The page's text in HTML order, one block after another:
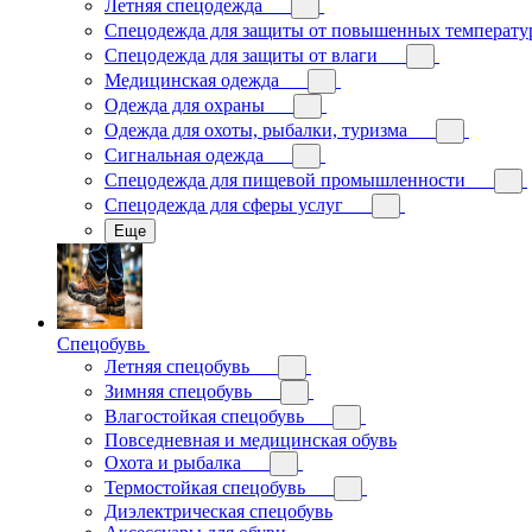
Летняя спецодежда
Спецодежда для защиты от повышенных
Спецодежда для защиты от влаги
Медицинская одежда
Одежда для охраны
Одежда для охоты, рыбалки, туризма
Сигнальная одежда
Спецодежда для пищевой промышленности
Спецодежда для сферы услуг
Еще
Спецобувь
Летняя спецобувь
Зимняя спецобувь
Влагостойкая спецобувь
Повседневная и медицинская обувь
Охота и рыбалка
Термостойкая спецобувь
Диэлектрическая спецобувь